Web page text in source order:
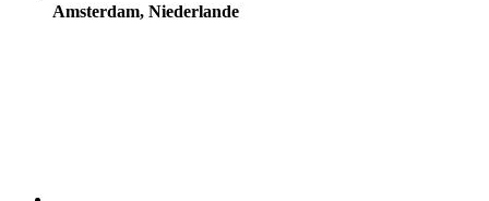
Amsterdam, Niederlande